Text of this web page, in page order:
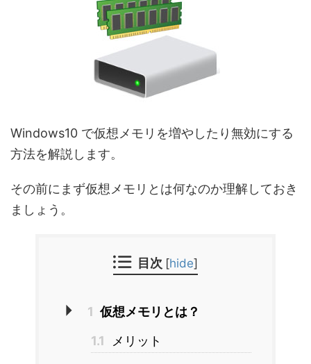
Windows10 で仮想メモリを増やしたり無効にする
方法を解説します。
その前にまず仮想メモリとは何なのか理解しておき
ましょう。
目次 [hide]
1 仮想メモリとは？
1.1
メリット